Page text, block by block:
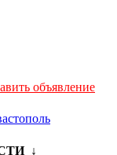
объявление
↓